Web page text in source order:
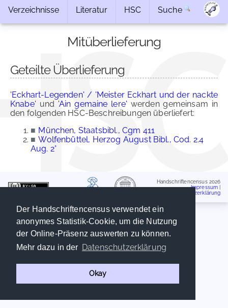
Der Handschriftencensus verwendet ein
anonymes Statistik-Cookie, um die Nutzung
der Online-Präsenz auswerten zu können.
Mehr dazu in der Datenschutzerklärung
Okay
Verzeichnisse Literatur HSC Suche
Mitüberlieferung
Geteilte Überlieferung
'Eckhart-Legenden' / 'Meister Eckhart und der nackte
Knabe' und 'Ain gemaine lere' werden gemeinsam in
den folgenden HSC-Beschreibungen überliefert:
■ München, Staatsbibl., Cgm 411
■ Wolfenbüttel, Herzog August Bibl., Cod. 2.4
Aug. 2°
Handschriftencensus 2026
Impressum
Datenschutzerklärung